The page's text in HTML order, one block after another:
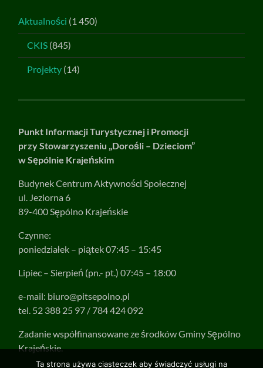
Aktualności (1 450)
CKIS (845)
Projekty (14)
Punkt Informacji Turystycznej i Promocji
przy Stowarzyszeniu „Dorośli – Dzieciom”
w Sępólnie Krajeńskim
Budynek Centrum Aktywności Społecznej
ul. Jeziorna 6
89-400 Sępólno Krajeńskie
Czynne:
poniedziałek – piątek 07:45 – 15:45
Lipiec – Sierpień (pn.- pt.) 07:45 – 18:00
e-mail: biuro@pitsepolno.pl
tel. 52 388 25 97 / 784 424 092
Zadanie współfinansowane ze środków Gminy Sępólno
Krajeńskie.
Ta strona używa ciasteczek aby świadczyć usługi na